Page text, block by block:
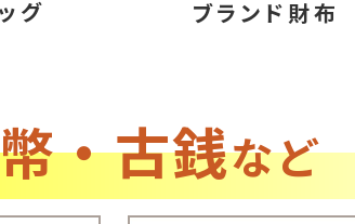
グ ブランド財布
・古銭など